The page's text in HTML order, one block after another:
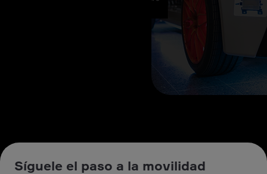
Síguele el paso a la movilidad